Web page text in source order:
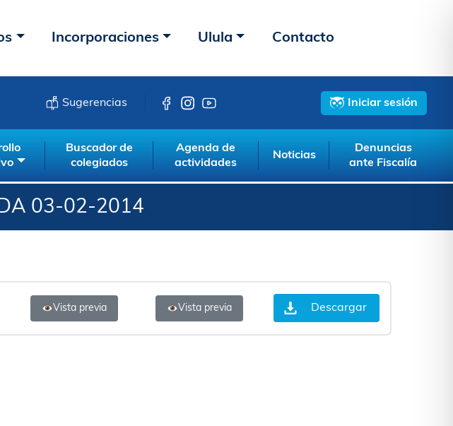
Incorporaciones Ulula Contacto
Sugerencias Iniciar sesión
Buscador de
colegiados
Agenda de
actividades
Noticias
Denuncias
ante Fiscalía
03-02-2014
Vista previa Vista previa Descargar